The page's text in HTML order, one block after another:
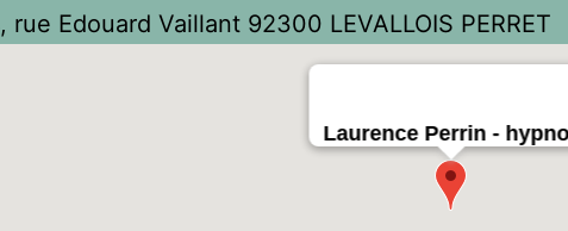
rue Edouard Vaillant 92300 LEVALLOIS PERRET
Laurence Perrin -